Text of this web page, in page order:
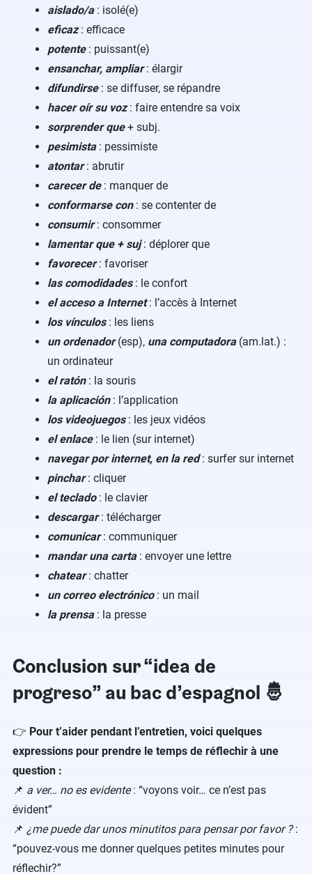
aislado/a: isolé(e)
eficaz : efficace
potente : puissant(e)
ensanchar, ampliar: élargir
difundirse : se diffuser, se répandre
hacer oír su voz : faire entendre sa voix
sorprender que+ subj.
pesimista : pessimiste
atontar : abrutir
carecer de: manquer de
conformarse con : se contenter de
consumir : consommer
lamentar que + suj: déplorer que
favorecer : favoriser
las comodidades: le confort
el acceso a Internet: l’accès à Internet
los vínculos: les liens
un ordenador(esp), una computadora(am.lat.) :
un ordinateur
el ratón : la souris
la aplicación: l’application
los videojuegos: les jeux vidéos
el enlace : le lien (sur internet)
navegar por internet, en la red: surfer sur internet
pinchar : cliquer
el teclado: le clavier
descargar : télécharger
comunicar : communiquer
mandar una carta: envoyer une lettre
chatear : chatter
un correo electrónico: un mail
la prensa: la presse
Conclusion sur “idea de
progreso” au bac d’espagnol 🤴
👉 Pour t’aider pendant l’entretien, voici quelques
expressions pour prendre le temps de réflechir à une
question :
📌 a ver… no es evidente: “voyons voir… ce n’est pas
évident”
📌 ¿me puede dar unos minutitos para pensar por favor ?:
“pouvez-vous me donner quelques petites minutes pour
réflechir?”